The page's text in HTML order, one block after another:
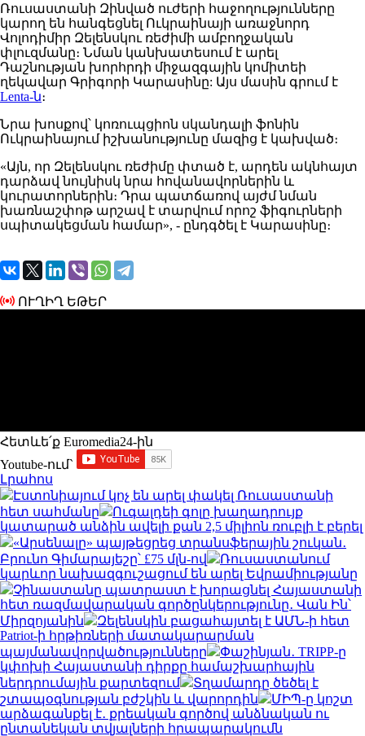
Ռուսաստանի Զինված ուժերի հաջողությունները
կարող են հանգեցնել Ուկրաինայի առաջնորդ
Վոլոդիմիր Զելենսկու ռեժիմի ամբողջական
փլուզմանը։ Նման կանխատեսում է արել
Դաշնության խորհրդի միջազգային կոմիտեի
ղեկավար Գրիգորի Կարասինը: Այս մասին գրում է
Lenta-ն։
Նրա խոսքով՝ կոռուպցիոն սկանդալի ֆոնին
Ուկրաինայում իշխանությունը մազից է կախված։
«Այն, որ Զելենսկու ռեժիմը փտած է, արդեն ակնհայտ
դարձավ նույնիսկ նրա հովանավորներին և
կուրատորներին։ Դրա պատճառով այժմ նման
խառնաշփոթ արշավ է տարվում որոշ ֆիգուրների
սպիտակեցման համար», - ընդգծել է Կարասինը։
ՈՒՂԻՂ ԵԹԵՐ
Հետևե՛ք Euromedia24-ին
Youtube-ում`
Լրահոս
Էստոնիայում կոչ են արել փակել Ռուսաստանի
հետ սահմանը
Ուգալդեի գոլը խաղադրույք
կատարած անձին ավելի քան 2,5 միլիոն ռուբլի է բերել
«Արսենալը» պայթեցրեց տրանսֆերային շուկան․
Բրունո Գիմարայեշը՝ £75 մլն-ով
Ռուսաստանում
կարևոր նախազգուշացում են արել Եվրամիությանը
Չինաստանը պատրաստ է խորացնել Հայաստանի
հետ ռազմավարական գործընկերությունը․ Վան Ին՝
Միրզոյանին
Զելենսկին բացահայտել է ԱՄՆ-ի հետ
Patriot-ի հրթիռների մատակարարման
պայմանավորվածությունները
Փաշինյան․ TRIPP-ը
կփոխի Հայաստանի դիրքը համաշխարհային
ներդրումային քարտեզում
Տղամարդը ծեծել է
շտապօգնության բժշկին և վարորդին
ՄԻՊ-ը կոշտ
արձագանքել է․ քրեական գործով անձնական ու
ընտանեկան տվյալների հրապարակումն